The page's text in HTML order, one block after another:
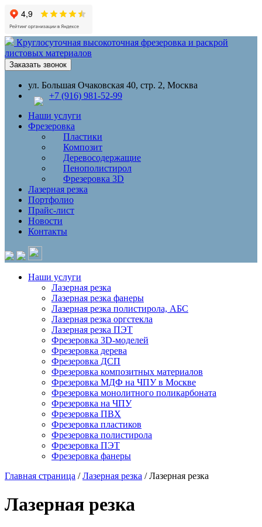
Круглосуточная высокоточная фрезеровка и раскрой
листовых материалов
Заказать звонок
ул. Большая Очаковская 40, стр. 2, Москва
+7 (916) 981-52-99
Наши услуги
Фрезеровка
Пластики
Композит
Деревосодержащие
Пенополистирол
Фрезеровка 3D
Лазерная резка
Портфолио
Прайс-лист
Новости
Контакты
Наши услуги
Лазерная резка
Лазерная резка фанеры
Лазерная резка полистирола, АБС
Лазерная резка оргстекла
Лазерная резка ПЭТ
Фрезеровка 3D-моделей
Фрезеровка дерева
Фрезеровка ДСП
Фрезеровка композитных материалов
Фрезеровка МДФ на ЧПУ в Москве
Фрезеровка монолитного поликарбоната
Фрезеровка на ЧПУ
Фрезеровка ПВХ
Фрезеровка пластиков
Фрезеровка полистирола
Фрезеровка ПЭТ
Фрезеровка фанеры
Главная страница / Лазерная резка / Лазерная резка
Лазерная резка